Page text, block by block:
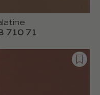
710 71